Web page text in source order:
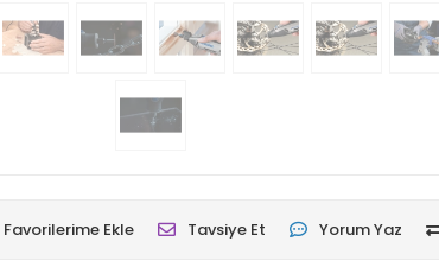
Favorilerime Ekle Tavsiye Et Yorum Yaz